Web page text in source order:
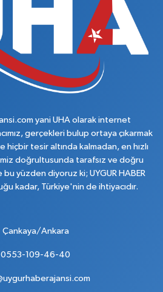
yani UHA olarak internet
gerçekleri bulup ortaya çıkarmak
tesir altında kalmadan, en hızlı
doğrultusunda tarafsız ve doğru
bu yüzden diyoruz ki; UYGUR HABER
kadar, Türkiye'nin de ihtiyacıdır.
Çankaya/Ankara
0553-109-46-40